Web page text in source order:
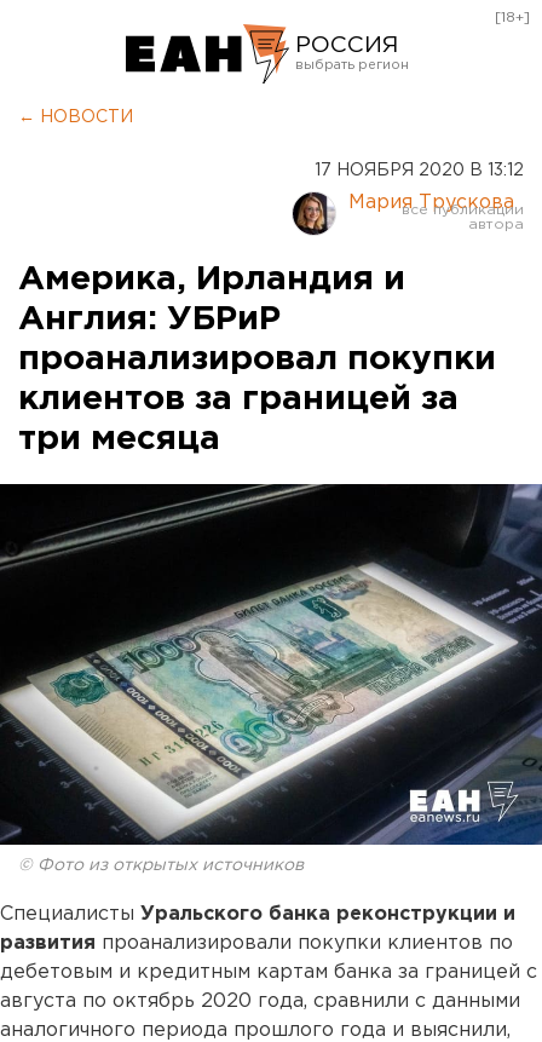
РОССИЯ
Курган
Оренбург
[18+]
← НОВОСТИ
17 НОЯБРЯ 2020 В 13:12
Мария Трускова
Америка, Ирландия и
Англия: УБРиР
проанализировал покупки
клиентов за границей за
три месяца
© Фото из открытых источников
Специалисты Уральского банка реконструкции и
развития проанализировали покупки клиентов по
дебетовым и кредитным картам банка за границей с
августа по октябрь 2020 года, сравнили с данными
аналогичного периода прошлого года и выяснили,